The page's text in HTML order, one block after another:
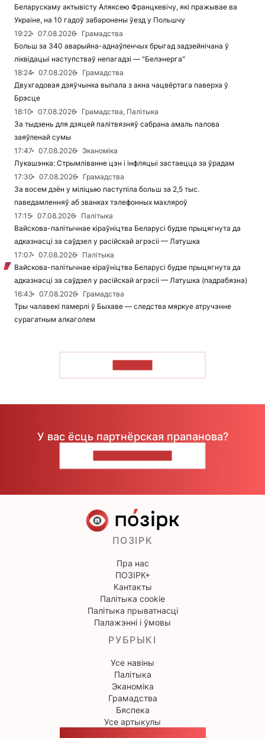
Беларускаму актывісту Аляксею Францкевічу, які пражывае ва
Украіне, на 10 гадоў забаронены ўезд у Польшчу
19:22
07.08.2026
Грамадства
Больш за 340 аварыйна-аднаўленчых брыгад задзейнічана ў
ліквідацыі наступстваў непагадзі — "Белэнерга"
18:24
07.08.2026
Грамадства
Двухгадовая дзяўчынка выпала з акна чацвёртага паверха ў
Брэсце
18:10
07.08.2026
Грамадства, Палітыка
За тыдзень для дзяцей палітвязняў сабрана амаль палова
заяўленай сумы
17:47
07.08.2026
Эканоміка
Лукашэнка: Стрымліванне цэн і інфляцыі застаецца за ўрадам
17:30
07.08.2026
Грамадства
За восем дзён у міліцыю паступіла больш за 2,5 тыс.
паведамленняў аб званках тэлефонных махляроў
17:15
07.08.2026
Палітыка
Вайскова-палітычнае кіраўніцтва Беларусі будзе прыцягнута да
адказнасці за саўдзел у расійскай агрэсіі — Латушка
17:07
07.08.2026
Палітыка
Вайскова-палітычнае кіраўніцтва Беларусі будзе прыцягнута да
адказнасці за саўдзел у расійскай агрэсіі — Латушка (падрабязна)
16:43
07.08.2026
Грамадства
Тры чалавекі памерлі ў Быхаве — следства мяркуе атручэнне
сурагатным алкаголем
У вас ёсць партнёрская прапанова?
ПОЗІРК
Пра нас
ПОЗІРК+
Кантакты
Палітыка cookie
Палітыка прыватнасці
Палажэнні і ўмовы
РУБРЫКІ
Усе навіны
Палітыка
Эканоміка
Грамадства
Бяспека
Усе артыкулы